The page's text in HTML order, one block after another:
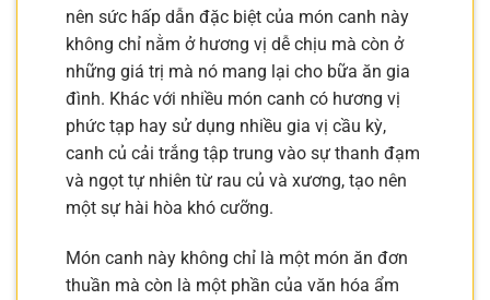
nên sức hấp dẫn đặc biệt của món canh này
không chỉ nằm ở hương vị dễ chịu mà còn ở
những giá trị mà nó mang lại cho bữa ăn gia
đình. Khác với nhiều món canh có hương vị
phức tạp hay sử dụng nhiều gia vị cầu kỳ,
canh củ cải trắng tập trung vào sự thanh đạm
và ngọt tự nhiên từ rau củ và xương, tạo nên
một sự hài hòa khó cưỡng.
Món canh này không chỉ là một món ăn đơn
thuần mà còn là một phần của văn hóa ẩm